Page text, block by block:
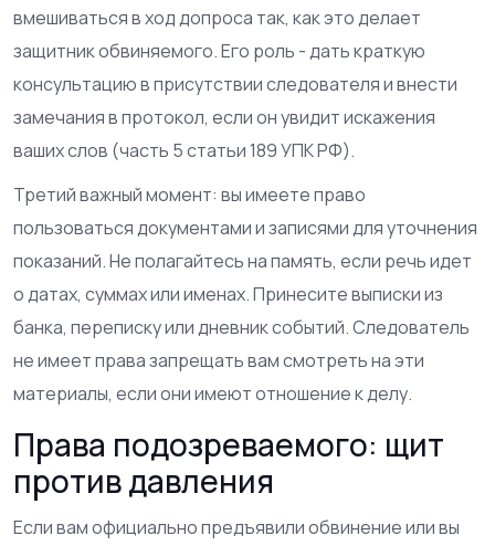
вмешиваться в ход допроса так, как это делает
защитник обвиняемого. Его роль - дать краткую
консультацию в присутствии следователя и внести
замечания в протокол, если он увидит искажения
ваших слов (часть 5 статьи 189 УПК РФ).
Третий важный момент: вы имеете право
пользоваться документами и записями для уточнения
показаний. Не полагайтесь на память, если речь идет
о датах, суммах или именах. Принесите выписки из
банка, переписку или дневник событий. Следователь
не имеет права запрещать вам смотреть на эти
материалы, если они имеют отношение к делу.
Права подозреваемого: щит
против давления
Если вам официально предъявили обвинение или вы